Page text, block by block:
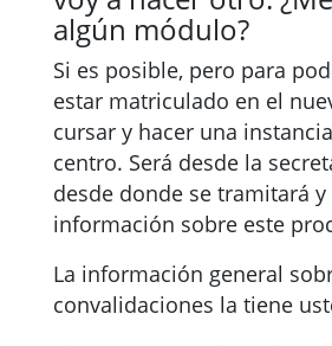
algún módulo?
Si es posible, pero para
estar matriculado en el
cursar y hacer una
centro. Será desde la
desde donde se tramitará
información sobre este
La información general
convalidaciones la tiene